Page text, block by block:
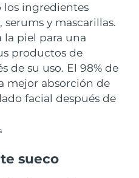
los ingredientes
serums y mascarillas.
la piel para una
productos de
de su uso. El 98% de
mejor absorción de
facial después de
sueco